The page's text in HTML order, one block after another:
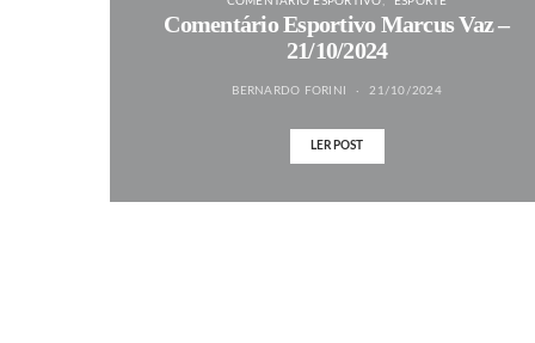
Comentário Esportivo Marcus Vaz –
21/10/2024
BERNARDO FORINI 21/10/2024
LER POST